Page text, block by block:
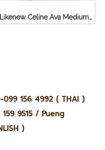
Likenew Celine Ava Medium Triomphe Canvas
156 4992 ( THAI )
9515 / Pueng
)